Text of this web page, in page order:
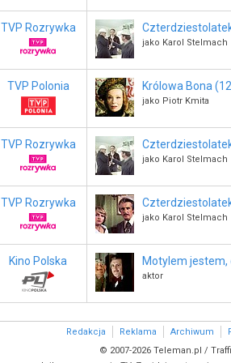
TVP Rozrywka
jako Karol Stelmach
TVP Polonia Królowa Bona
jako Piotr Kmita
TVP Rozrywka
jako Karol Stelmach
TVP Rozrywka
jako Karol Stelmach
Kino Polska Motylem
aktor
Redakcja Reklama Archiwum
© 2007-2026 Teleman.pl /